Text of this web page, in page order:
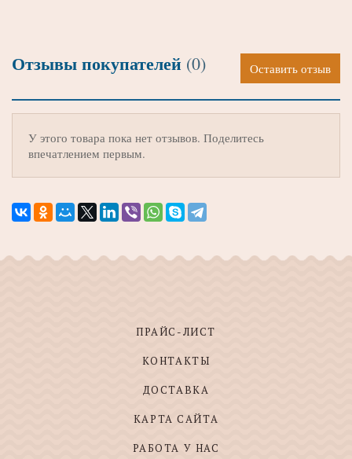
Отзывы покупателей (0) Оставить отзыв
У этого товара пока нет отзывов. Поделитесь
впечатлением первым.
ПРАЙС-ЛИСТ
КОНТАКТЫ
ДОСТАВКА
КАРТА САЙТА
РАБОТА У НАС